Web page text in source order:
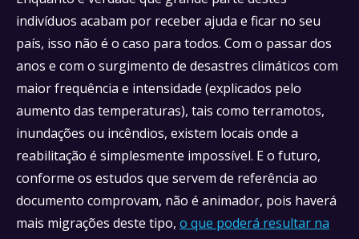
indivíduos acabam por receber ajuda e ficar no seu
país, isso não é o caso para todos. Com o passar dos
anos e com o surgimento de desastres climáticos com
maior frequência e intensidade (explicados pelo
aumento das temperaturas), tais como terramotos,
inundações ou incêndios, existem locais onde a
reabilitação é simplesmente impossível. E o futuro,
conforme os estudos que servem de referência ao
documento comprovam, não é animador, pois haverá
mais migrações deste tipo, o que poderá resultar na